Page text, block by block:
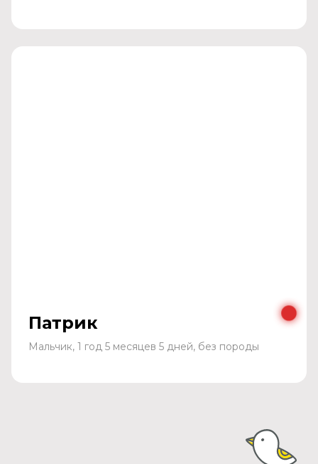
Патрик
Мальчик, 1 год 5 месяцев 5 дней, без породы